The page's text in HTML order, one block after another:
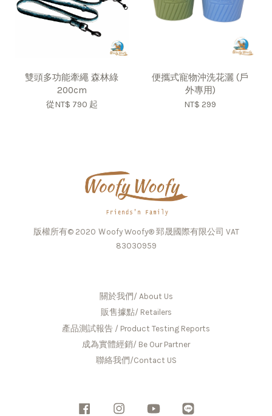
雙頭多功能牽繩 森林綠
200cm
從NT$ 790 起
便攜式寵物沖洗花灑 (戶
外專用)
NT$ 299
版權所有© 2020 Ｗoofy Woofy® 郅晟國際有限公司 VAT
83030959
關於我們/ About Us
販售據點/ Retailers
產品測試報告 / Product Testing Reports
成為實體經銷/ Be Our Partner
聯絡我們/Contact US
Facebook Instagram YouTube